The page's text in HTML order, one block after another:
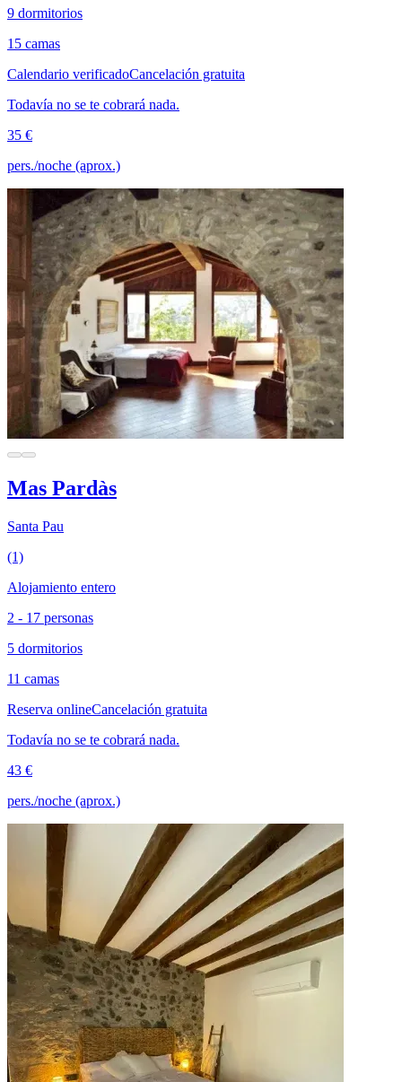
9 dormitorios
15 camas
Calendario verificadoCancelación gratuita
Todavía no se te cobrará nada.
35 €
pers./noche (aprox.)
Mas Pardàs
Santa Pau
(1)
Alojamiento entero
2 - 17 personas
5 dormitorios
11 camas
Reserva onlineCancelación gratuita
Todavía no se te cobrará nada.
43 €
pers./noche (aprox.)